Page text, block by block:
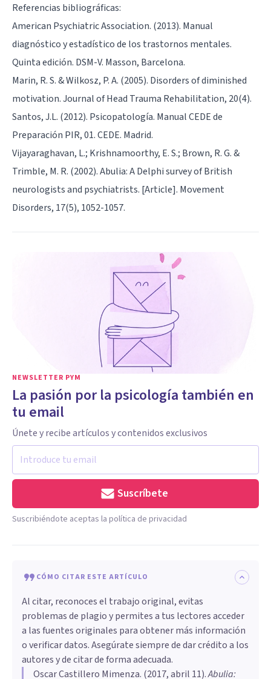
Referencias bibliográficas:
American Psychiatric Association. (2013). Manual
diagnóstico y estadístico de los trastornos mentales.
Quinta edición. DSM-V. Masson, Barcelona.
Marin, R. S. & Wilkosz, P. A. (2005). Disorders of diminished
motivation. Journal of Head Trauma Rehabilitation, 20(4).
Santos, J.L. (2012). Psicopatología. Manual CEDE de
Preparación PIR, 01. CEDE. Madrid.
Vijayaraghavan, L.; Krishnamoorthy, E. S.; Brown, R. G. &
Trimble, M. R. (2002). Abulia: A Delphi survey of British
neurologists and psychiatrists. [Article]. Movement
Disorders, 17(5), 1052-1057.
NEWSLETTER PYM
La pasión por la psicología también en
tu email
Únete y recibe artículos y contenidos exclusivos
Suscríbete
Suscribiéndote aceptas la política de privacidad
CÓMO CITAR ESTE ARTÍCULO
Al citar, reconoces el trabajo original, evitas
problemas de plagio y permites a tus lectores acceder
a las fuentes originales para obtener más información
o verificar datos. Asegúrate siempre de dar crédito a los
autores y de citar de forma adecuada.
Oscar Castillero Mimenza. (2017, abril 11).Abulia: